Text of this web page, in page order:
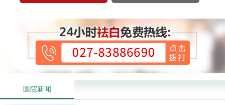
医院新闻